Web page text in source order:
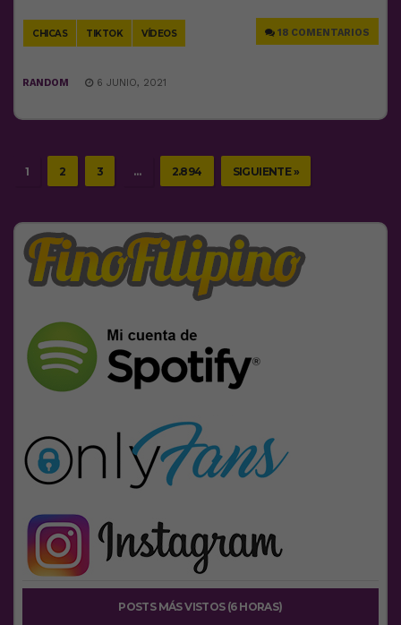
CHICAS TIKTOK VÍDEOS 18 COMENTARIOS
RANDOM 6 JUNIO, 2021
1 2 3 … 2.894 SIGUIENTE »
POSTS MÁS VISTOS (6 HORAS)